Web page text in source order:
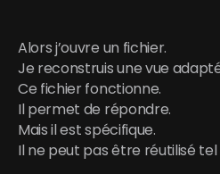
Alors j’ouvre un fichier.
Je reconstruis une vue
Ce fichier fonctionne.
Il permet de répondre.
Mais il est spécifique.
Il ne peut pas être réutilisé tel